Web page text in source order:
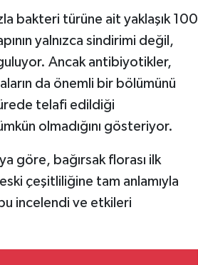
bakteri türüne ait yaklaşık 100
yalnızca sindirimi değil,
Ancak antibiyotikler,
da önemli bir bölümünü
telafi edildiği
olmadığını gösteriyor.
göre, bağırsak florası ilk
çeşitliliğine tam anlamıyla
incelendi ve etkileri